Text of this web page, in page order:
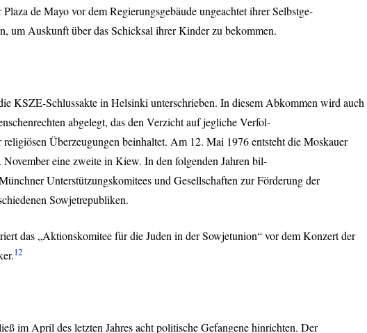
de Mayo vor dem Regierungsgebäude ungeachtet ihrer Selbstge-
um Auskunft über das Schicksal ihrer Kinder zu bekommen.
KSZE-Schlussakte in Helsinki unterschrieben. In diesem Abkommen wird auch
abgelegt, das den Verzicht auf jegliche Verfol-
Überzeugungen beinhaltet. Am 12. Mai 1976 entsteht die Moskauer
eine zweite in Kiew. In den folgenden Jahren bil-
Unterstützungskomitees und Gesellschaften zur Förderung der
Sowjetrepubliken.
das „Aktionskomitee für die Juden in der Sowjetunion“ vor dem Konzert der
12
im April des letzten Jahres acht politische Gefangene hinrichten. Der